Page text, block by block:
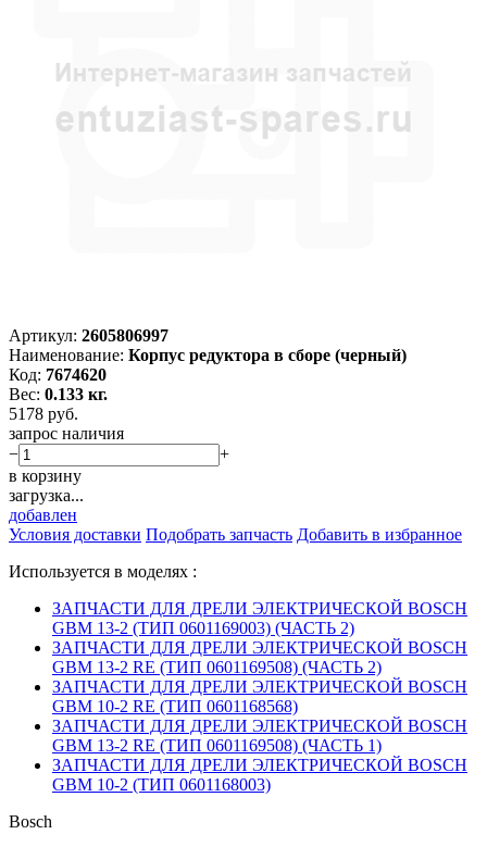
Артикул: 2605806997
Наименование: Корпус редуктора в сборе (черный)
Код: 7674620
Вес: 0.133 кг.
5178 руб.
запрос наличия
−
+
в корзину
загрузка...
добавлен
Условия доставки Подобрать запчасть Добавить в избранное
Используется в моделях :
ЗАПЧАСТИ ДЛЯ ДРЕЛИ ЭЛЕКТРИЧЕСКОЙ BOSCH
GBM 13-2 (ТИП 0601169003) (ЧАСТЬ 2)
ЗАПЧАСТИ ДЛЯ ДРЕЛИ ЭЛЕКТРИЧЕСКОЙ BOSCH
GBM 13-2 RE (ТИП 0601169508) (ЧАСТЬ 2)
ЗАПЧАСТИ ДЛЯ ДРЕЛИ ЭЛЕКТРИЧЕСКОЙ BOSCH
GBM 10-2 RE (ТИП 0601168568)
ЗАПЧАСТИ ДЛЯ ДРЕЛИ ЭЛЕКТРИЧЕСКОЙ BOSCH
GBM 13-2 RE (ТИП 0601169508) (ЧАСТЬ 1)
ЗАПЧАСТИ ДЛЯ ДРЕЛИ ЭЛЕКТРИЧЕСКОЙ BOSCH
GBM 10-2 (ТИП 0601168003)
Bosch